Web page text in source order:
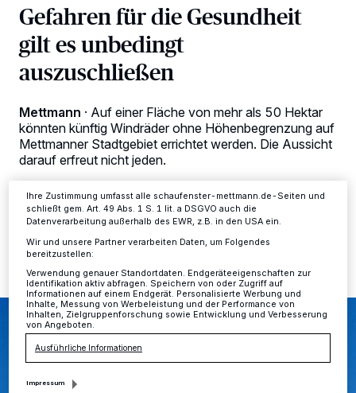
Gefahren für die Gesundheit
gilt es unbedingt
auszuschließen
Mettmann · Auf einer Fläche von mehr als 50 Hektar
könnten künftig Windräder ohne Höhenbegrenzung auf
Mettmanner Stadtgebiet errichtet werden. Die Aussicht
darauf erfreut nicht jeden.
05.07.2024 , 12:59 Uhr 2 Minuten Lesezeit
Wir und unsere 218-Partner speichern und greifen auf
personenbezogene Daten wie Browserdaten oder eindeutige
Tracking-Technologien für die unter „Wir und unsere Partner
Anzeigen möglicherweise nicht mehr so relevant für Sie. Sie können
dieses Menü jederzeit wieder aufrufen, um Ihre Einstellungen zu
ändern oder Ihre Einwilligung zu widerrufen, indem Sie auf den Link
Einstellungen oder Ablehnen am unteren Rand der Webseite klicken.
Ihre Einstellungen gelten innerhalb unseres Website. Weitere
Ihre Zustimmung umfasst alle schaufenster-mettmann.de-Seiten und
schließt gem. Art. 49 Abs. 1 S. 1 lit. a DSGVO auch die
Datenverarbeitung außerhalb des EWR, z.B. in den USA ein.
Wir und unsere Partner verarbeiten Daten, um Folgendes
bereitzustellen:
Verwendung genauer Standortdaten. Endgeräteeigenschaften zur
Identifikation aktiv abfragen. Speichern von oder Zugriff auf
Informationen auf einem Endgerät. Personalisierte Werbung und
Inhalte, Messung von Werbeleistung und der Performance von
Inhalten, Zielgruppenforschung sowie Entwicklung und Verbesserung
von Angeboten.
Ausführliche Informationen
Impressum